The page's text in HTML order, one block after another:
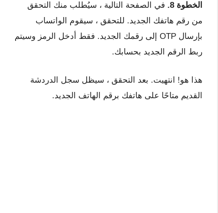
الخطوة 8.
في الصفحة التالية ، سيُطلب منك التحقق
من رقم هاتفك الجديد. للتحقق ، سيقوم الواتساب
بإرسال OTP إلى رقمك الجديد. فقط أدخل الرمز وسيتم
ربط الرقم الجديد بحسابك.
هذا هو! انتهيت. بعد التحقق ، سيظل سجل الدردشة
القديم متاحًا على هاتفك برقم الهاتف الجديد.